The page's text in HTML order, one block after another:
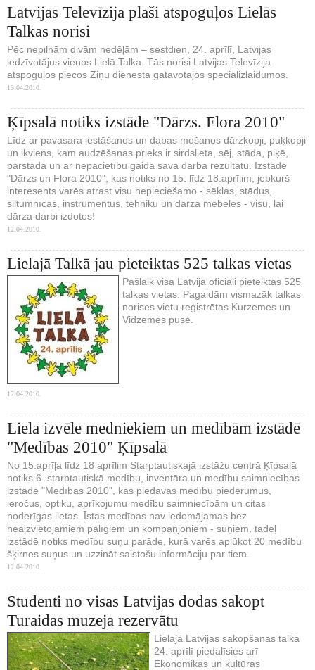
Latvijas Televīzija plaši atspoguļos Lielās
Talkas norisi
Pēc nepilnām divām nedēļām – sestdien, 24. aprīlī, Latvijas
iedzīvotājus vienos Lielā Talka. Tās norisi Latvijas Televīzija
atspoguļos piecos Ziņu dienesta gatavotajos speciālizlaidumos.
13.04.2010.
Ķīpsalā notiks izstāde "Dārzs. Flora 2010"
Līdz ar pavasara iestāšanos un dabas mošanos dārzkopji, puķkopji
un ikviens, kam audzēšanas prieks ir sirdslieta, sēj, stāda, piķē,
pārstāda un ar nepacietību gaida sava darba rezultātu. Izstādē
"Dārzs un Flora 2010", kas notiks no 15. līdz 18.aprīlim, jebkurš
interesents varēs atrast visu nepieciešamo - sēklas, stādus,
siltumnīcas, instrumentus, tehniku un dārza mēbeles - visu, lai
dārza darbi izdotos!
12.04.2010.
Lielajā Talkā jau pieteiktas 525 talkas vietas
Pašlaik visā Latvijā oficiāli pieteiktas 525
talkas vietas. Pagaidām vismazāk talkas
norises vietu reģistrētas Kurzemes un
Vidzemes pusē.
12.04.2010.
Liela izvēle medniekiem un medībām izstādē
"Medības 2010" Ķīpsalā
No 15.aprīļa līdz 18 aprīlim Starptautiskajā izstāžu centrā Ķīpsalā
notiks 6. starptautiskā medību, inventāra un medību saimniecības
izstāde "Medības 2010", kas piedāvās medību piederumus,
ieročus, optiku, aprīkojumu medību saimniecībām un citas
noderīgas lietas. Īstas medības nav iedomājamas bez
neaizvietojamiem palīgiem un kompanjoniem - suņiem, tādēļ
izstādē notiks medību suņu parāde, kurā varēs aplūkot 20 medību
šķirnes suņus un uzzināt saistošu informāciju par tiem.
12.04.2010.
Studenti no visas Latvijas dodas sakopt
Turaidas muzeja rezervātu
Lielajā Latvijas sakopšanas talkā
24. aprīlī piedalīsies arī
Ekonomikas un kultūras